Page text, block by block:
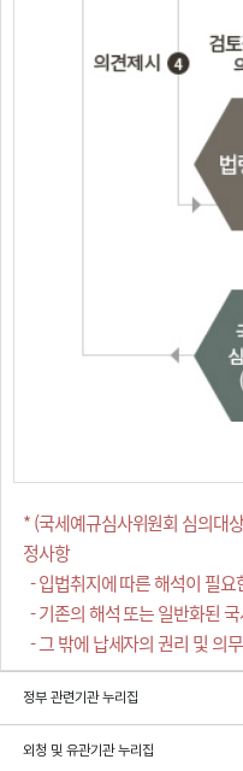
* (국세예규심사위원회 심의대
정사항
- 입법취지에 따른 해석이 필요
- 기존의 해석 또는 일반화된
- 그 밖에 납세자의 권리 및 의
정부 관련기관 누리집
외청 및 유관기관 누리집